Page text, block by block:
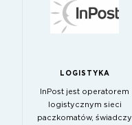
LOGISTYKA
InPost jest operatorem
logistycznym sieci
paczkomatów, świadczy